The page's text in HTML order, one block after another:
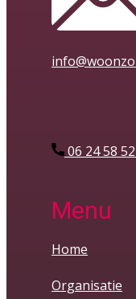
​06 24 58
Menu
Home
Organisatie